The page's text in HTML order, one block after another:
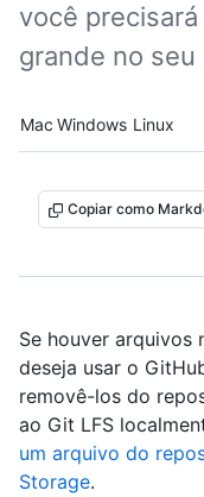
você
grande no
Platform
Mac Windows Linux
Copiar como
Se houver arquivos
deseja usar o
removê-los do
ao Git LFS
um arquivo do
Storage.